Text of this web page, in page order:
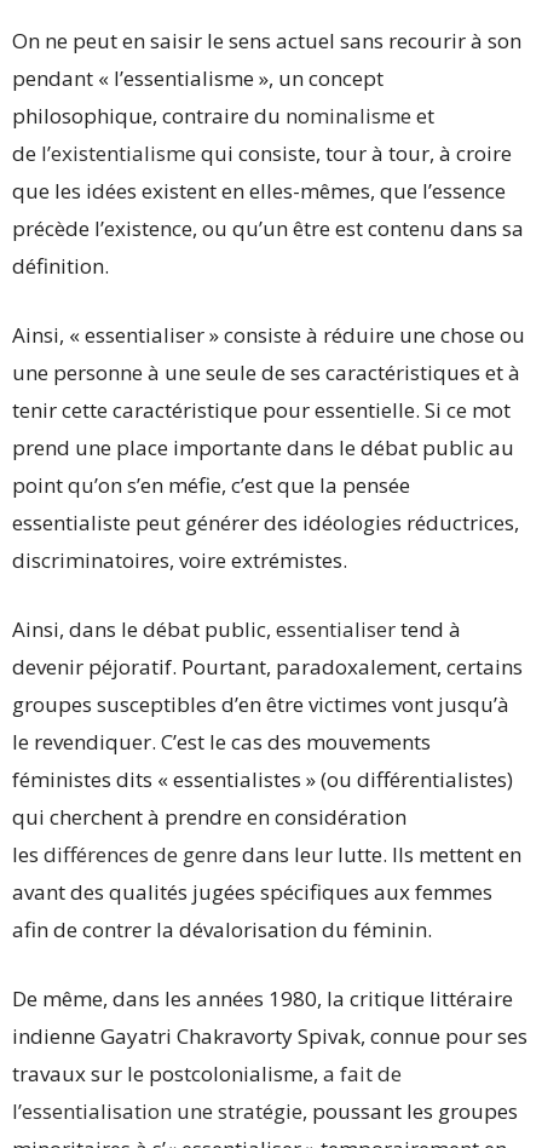
On ne peut en saisir le sens actuel sans recourir à son
pendant « l’essentialisme », un concept
philosophique, contraire du nominalisme et
de l’existentialisme qui consiste, tour à tour, à croire
que les idées existent en elles-mêmes, que l’essence
précède l’existence, ou qu’un être est contenu dans sa
définition.
Ainsi, « essentialiser » consiste à réduire une chose ou
une personne à une seule de ses caractéristiques et à
tenir cette caractéristique pour essentielle. Si ce mot
prend une place importante dans le débat public au
point qu’on s’en méfie, c’est que la pensée
essentialiste peut générer des idéologies réductrices,
discriminatoires, voire extrémistes.
Ainsi, dans le débat public, essentialisertend à
devenir péjoratif. Pourtant, paradoxalement, certains
groupes susceptibles d’en être victimes vont jusqu’à
le revendiquer. C’est le cas des mouvements
féministes dits « essentialistes » (ou différentialistes)
qui cherchent à prendre en considération
les différences de genre dans leur lutte. Ils mettent en
avant des qualités jugées spécifiques aux femmes
afin de contrer la dévalorisation du féminin.
De même, dans les années 1980, la critique littéraire
indienne Gayatri Chakravorty Spivak, connue pour ses
travaux sur le postcolonialisme, a fait de
l’essentialisation une stratégie, poussant les groupes